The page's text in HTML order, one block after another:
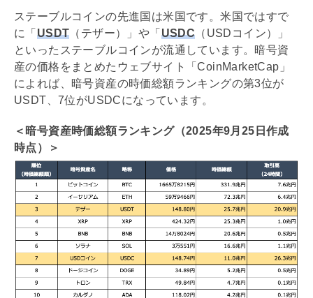
ステーブルコインの先進国は米国です。米国ではすで
に「 USDT （テザー）」や「 USDC （USDコイン）」
といったステーブルコインが流通しています。暗号資
産の価格をまとめたウェブサイト「CoinMarketCap」
によれば、暗号資産の時価総額ランキングの第3位が
USDT、7位がUSDCになっています。
＜暗号資産時価総額ランキング（2025年9月25日作成
時点）＞